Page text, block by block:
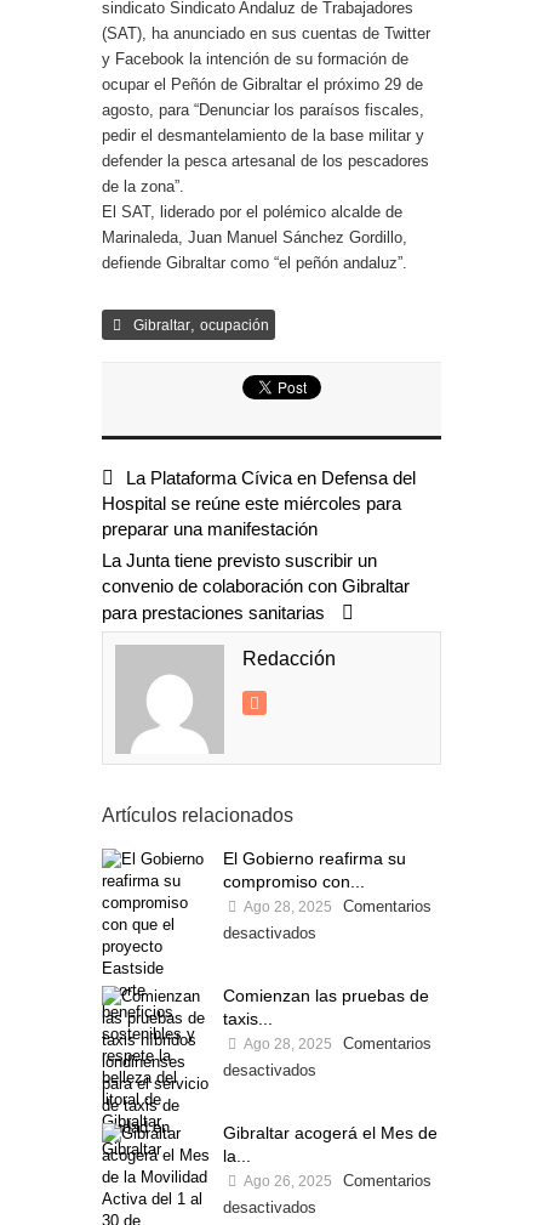
sindicato Sindicato Andaluz de Trabajadores
(SAT), ha anunciado en sus cuentas de Twitter
y Facebook la intención de su formación de
ocupar el Peñón de Gibraltar el próximo 29 de
agosto, para “Denunciar los paraísos fiscales,
pedir el desmantelamiento de la base militar y
defender la pesca artesanal de los pescadores
de la zona”.
El SAT, liderado por el polémico alcalde de
Marinaleda, Juan Manuel Sánchez Gordillo,
defiende Gibraltar como “el peñón andaluz”.
Gibraltar, ocupación
La Plataforma Cívica en Defensa del
Hospital se reúne este miércoles para
preparar una manifestación
La Junta tiene previsto suscribir un
convenio de colaboración con Gibraltar
para prestaciones sanitarias
Redacción
Artículos relacionados
El Gobierno reafirma su
compromiso con...
Ago 28, 2025
Comentarios
desactivados
Comienzan las pruebas de
taxis...
Ago 28, 2025
Comentarios
desactivados
Gibraltar acogerá el Mes de
la...
Ago 26, 2025
Comentarios
desactivados